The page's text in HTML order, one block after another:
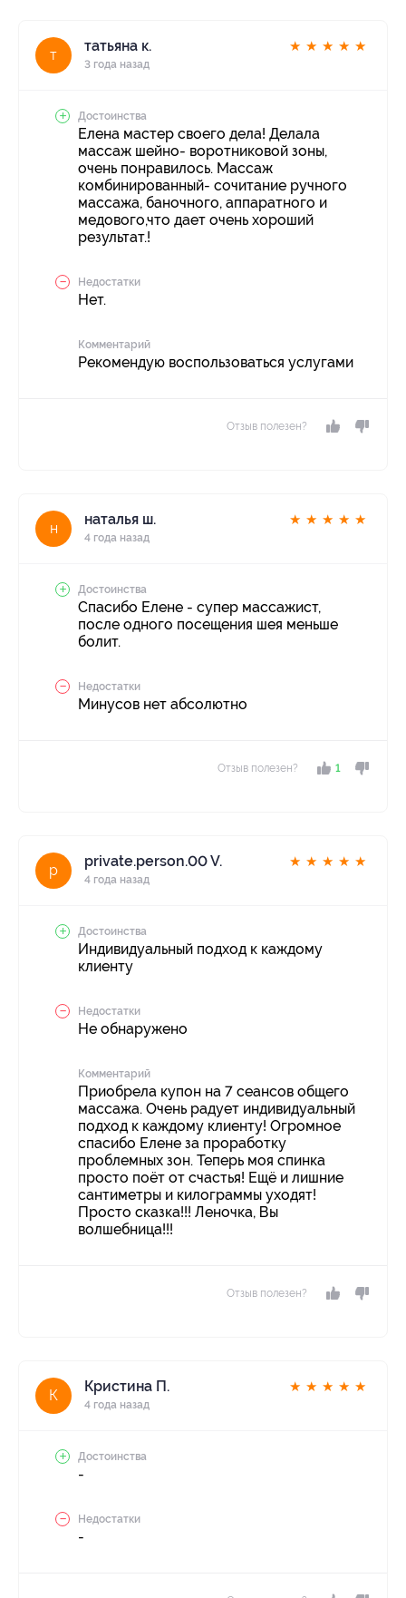
т
татьяна к.
3 года назад
★ ★ ★ ★ ★
Достоинства
Елена мастер своего дела! Делала
массаж шейно- воротниковой зоны,
очень понравилось. Массаж
комбинированный- сочитание ручного
массажа, баночного, аппаратного и
медового,что дает очень хороший
результат.!
Недостатки
Нет.
Комментарий
Рекомендую воспользоваться услугами
Отзыв полезен?
н
наталья ш.
4 года назад
★ ★ ★ ★ ★
Достоинства
Спасибо Елене - супер массажист,
после одного посещения шея меньше
болит.
Недостатки
Минусов нет абсолютно
Отзыв полезен? 1
p
private.person.00 V.
4 года назад
★ ★ ★ ★ ★
Достоинства
Индивидуальный подход к каждому
клиенту
Недостатки
Не обнаружено
Комментарий
Приобрела купон на 7 сеансов общего
массажа. Очень радует индивидуальный
подход к каждому клиенту! Огромное
спасибо Елене за проработку
проблемных зон. Теперь моя спинка
просто поёт от счастья! Ещё и лишние
сантиметры и килограммы уходят!
Просто сказка!!! Леночка, Вы
волшебница!!!
Отзыв полезен?
К
Кристина П.
4 года назад
★ ★ ★ ★ ★
Достоинства
-
Недостатки
-